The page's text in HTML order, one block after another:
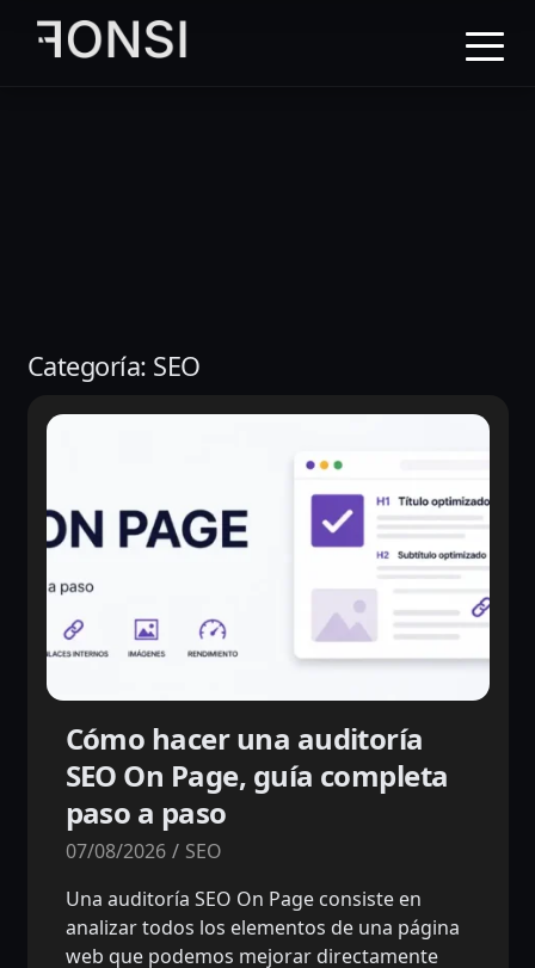
contenido
Categoría: SEO
Cómo hacer una auditoría
SEO On Page, guía completa
paso a paso
07/08/2026
SEO
Una auditoría SEO On Page consiste en
analizar todos los elementos de una página
web que podemos mejorar directamente